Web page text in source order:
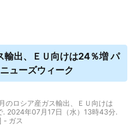
輸出、ＥＵ向けは24％増 パ
ューズウィーク
ロシア産ガス輸出、ＥＵ向けは
. 2024年07月17日（水）13時43分.
- ガス